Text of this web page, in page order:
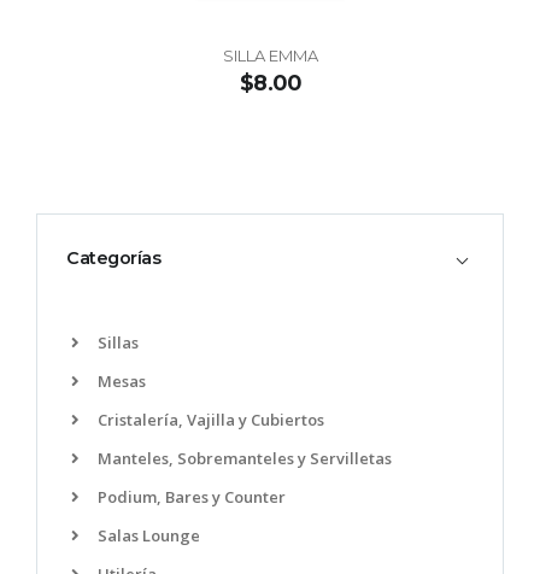
SILLA EMMA
$8.00
Categorías
Sillas
Mesas
Cristalería, Vajilla y Cubiertos
Manteles, Sobremanteles y Servilletas
Podium, Bares y Counter
Salas Lounge